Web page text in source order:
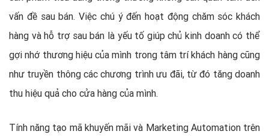
vấn đề sau bán. Việc chú ý đến hoạt động chăm sóc khách
hàng và hỗ trợ sau bán là yếu tố giúp chủ kinh doanh có thể
gợi nhớ thương hiệu của mình trong tâm trí khách hàng cũng
như truyền thông các chương trình ưu đãi, từ đó tăng doanh
thu hiệu quả cho cửa hàng của mình.
Tính năng tạo mã khuyến mãi và Marketing Automation trên